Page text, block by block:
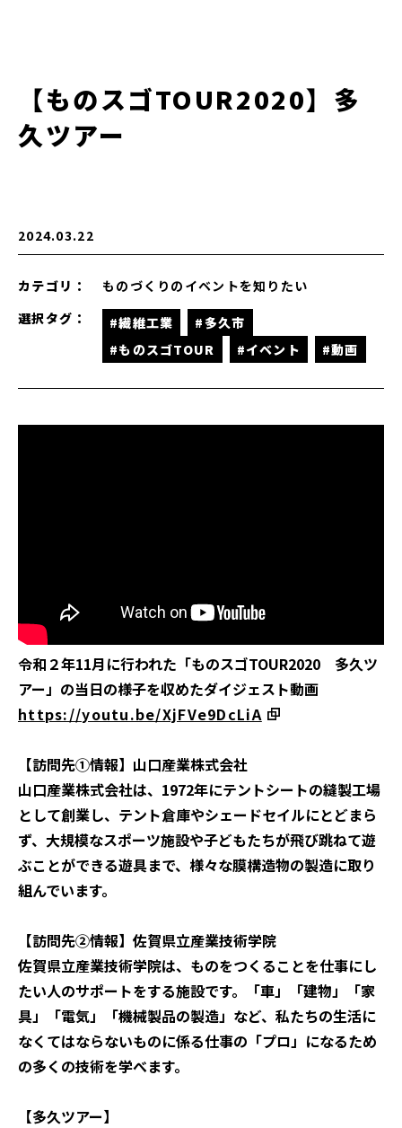
【ものスゴTOUR2020】多
久ツアー
2024.03.22
カテゴリ：
ものづくりのイベントを知りたい
選択タグ：
#繊維工業
#多久市
#ものスゴTOUR
#イベント #動画
令和２年11月に行われた「ものスゴTOUR2020 多久ツ
アー」の当日の様子を収めたダイジェスト動画
https://youtu.be/XjFVe9DcLiA
【訪問先①情報】山口産業株式会社
山口産業株式会社は、1972年にテントシートの縫製工場
として創業し、テント倉庫やシェードセイルにとどまら
ず、大規模なスポーツ施設や子どもたちが飛び跳ねて遊
ぶことができる遊具まで、様々な膜構造物の製造に取り
組んでいます。
【訪問先②情報】佐賀県立産業技術学院
佐賀県立産業技術学院は、ものをつくることを仕事にし
たい人のサポートをする施設です。「車」「建物」「家
具」「電気」「機械製品の製造」など、私たちの生活に
なくてはならないものに係る仕事の「プロ」になるため
の多くの技術を学べます。
【多久ツアー】